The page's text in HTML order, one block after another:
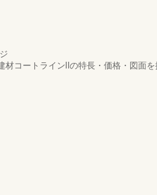
コートラインⅡの特長・価格・図面